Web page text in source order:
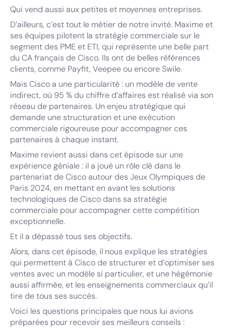
Qui vend aussi aux petites et moyennes entreprises.
D’ailleurs, c’est tout le métier de notre invité. Maxime et
ses équipes pilotent la stratégie commerciale sur le
segment des PME et ETI, qui représente une belle part
du CA français de Cisco. Ils ont de belles références
clients, comme Payfit, Veepee ou encore Swile.
Mais Cisco a une particularité : un modèle de vente
indirect, où 95 % du chiffre d’affaires est réalisé via son
réseau de partenaires. Un enjeu stratégique qui
demande une structuration et une exécution
commerciale rigoureuse pour accompagner ces
partenaires à chaque instant.
Maxime revient aussi dans cet épisode sur une
expérience géniale : il a joué un rôle clé dans le
partenariat de Cisco autour des Jeux Olympiques de
Paris 2024, en mettant en avant les solutions
technologiques de Cisco dans sa stratégie
commerciale pour accompagner cette compétition
exceptionnelle.
Et il a dépassé tous ses objectifs.
Alors, dans cet épisode, il nous explique les stratégies
qui permettent à Cisco de structurer et d’optimiser ses
ventes avec un modèle si particulier, et une hégémonie
aussi affirmée, et les enseignements commerciaux qu’il
tire de tous ses succès.
Voici les questions principales que nous lui avions
préparées pour recevoir ses meilleurs conseils :